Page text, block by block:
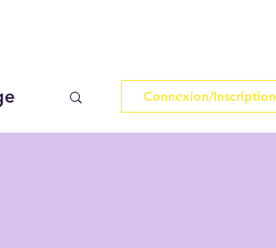
Connexion/Inscription